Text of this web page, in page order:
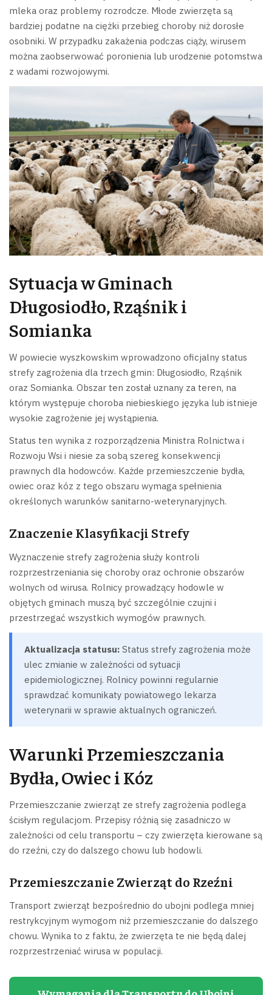
mleka oraz problemy rozrodcze. Młode zwierzęta są
bardziej podatne na ciężki przebieg choroby niż dorosłe
osobniki. W przypadku zakażenia podczas ciąży, wirusem
można zaobserwować poronienia lub urodzenie potomstwa
z wadami rozwojowymi.
Sytuacja w Gminach
Długosiodło, Rząśnik i
Somianka
W powiecie wyszkowskim wprowadzono oficjalny status
strefy zagrożenia dla trzech gmin: Długosiodło, Rząśnik
oraz Somianka. Obszar ten został uznany za teren, na
którym występuje choroba niebieskiego języka lub istnieje
wysokie zagrożenie jej wystąpienia.
Status ten wynika z rozporządzenia Ministra Rolnictwa i
Rozwoju Wsi i niesie za sobą szereg konsekwencji
prawnych dla hodowców. Każde przemieszczenie bydła,
owiec oraz kóz z tego obszaru wymaga spełnienia
określonych warunków sanitarno-weterynaryjnych.
Znaczenie Klasyfikacji Strefy
Wyznaczenie strefy zagrożenia służy kontroli
rozprzestrzeniania się choroby oraz ochronie obszarów
wolnych od wirusa. Rolnicy prowadzący hodowle w
objętych gminach muszą być szczególnie czujni i
przestrzegać wszystkich wymogów prawnych.
Aktualizacja statusu: Status strefy zagrożenia może
ulec zmianie w zależności od sytuacji
epidemiologicznej. Rolnicy powinni regularnie
sprawdzać komunikaty powiatowego lekarza
weterynarii w sprawie aktualnych ograniczeń.
Warunki Przemieszczania
Bydła, Owiec i Kóz
Przemieszczanie zwierząt ze strefy zagrożenia podlega
ścisłym regulacjom. Przepisy różnią się zasadniczo w
zależności od celu transportu – czy zwierzęta kierowane są
do rzeźni, czy do dalszego chowu lub hodowli.
Przemieszczanie Zwierząt do Rzeźni
Transport zwierząt bezpośrednio do ubojni podlega mniej
restrykcyjnym wymogom niż przemieszczanie do dalszego
chowu. Wynika to z faktu, że zwierzęta te nie będą dalej
rozprzestrzeniać wirusa w populacji.